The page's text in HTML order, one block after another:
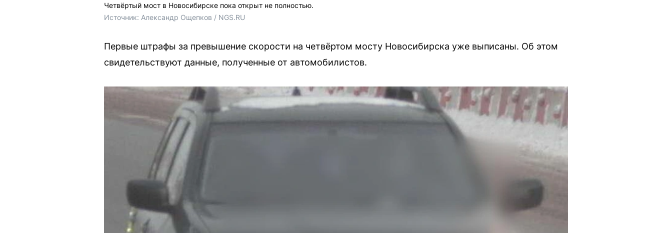
Четвёртый мост в Новосибирске пока открыт не полностью.
Источник: Александр Ощепков / NGS.RU
Первые штрафы за превышение скорости на четвёртом мосту Новосибирска уже выписаны. Об этом
свидетельствуют данные, полученные от автомобилистов.